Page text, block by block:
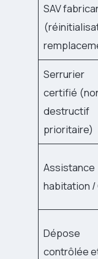
SAV
Serrurier
certifié
destructif
prioritaire)
Assistance
habitation /
Dépose
contrôlée